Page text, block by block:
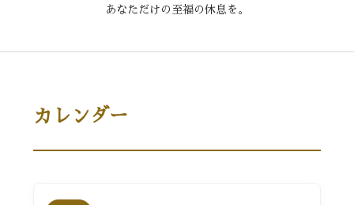
あなただけの至福の休息を。
カレンダー